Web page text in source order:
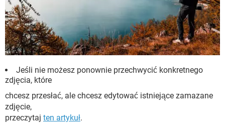
Jeśli nie możesz ponownie przechwycić konkretnego
zdjęcia, które
chcesz przesłać, ale chcesz edytować istniejące zamazane
zdjęcie,
przeczytaj ten artykuł.